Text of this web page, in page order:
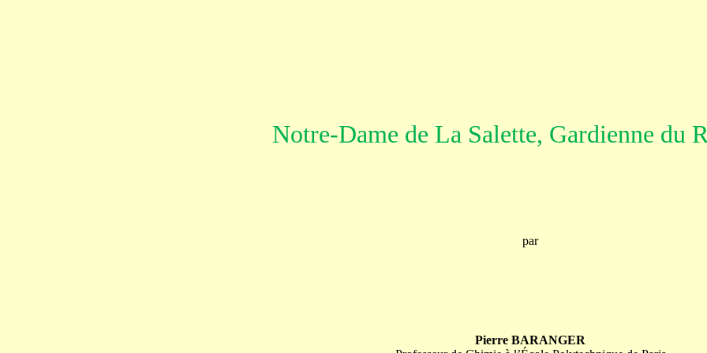
Notre-Dame de La Salette, Gardienne du
par
Pierre BARANGER